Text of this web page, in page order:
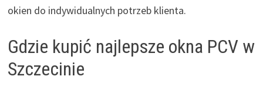
okien do indywidualnych potrzeb klienta.
Gdzie kupić najlepsze okna PCV w
Szczecinie